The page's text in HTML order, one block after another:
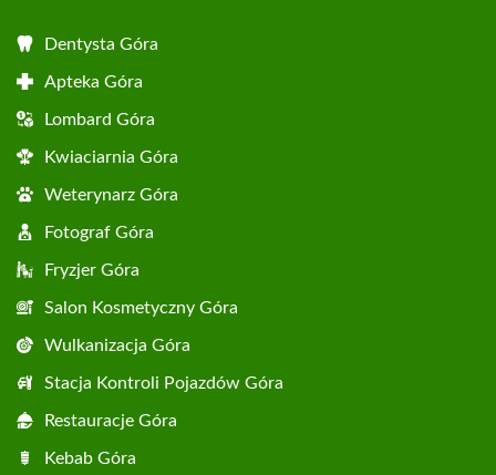
Dentysta Góra
Apteka Góra
Lombard Góra
Kwiaciarnia Góra
Weterynarz Góra
Fotograf Góra
Fryzjer Góra
Salon Kosmetyczny Góra
Wulkanizacja Góra
Stacja Kontroli Pojazdów Góra
Restauracje Góra
Kebab Góra